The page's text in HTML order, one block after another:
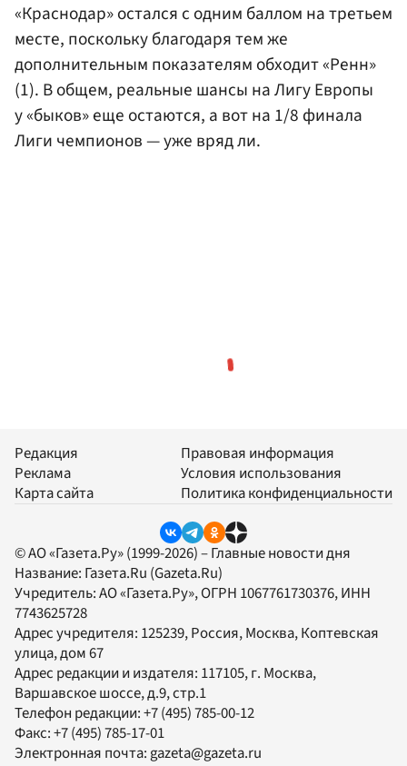
«Краснодар» остался с одним баллом на третьем
месте, поскольку благодаря тем же
дополнительным показателям обходит «Ренн»
(1). В общем, реальные шансы на Лигу Европы
у «быков» еще остаются, а вот на 1/8 финала
Лиги чемпионов — уже вряд ли.
Редакция
Реклама
Карта сайта
Правовая информация
Условия использования
Политика конфиденциальности
© АО «Газета.Ру» (1999-2026) – Главные новости дня
Название: Газета.Ru (Gazeta.Ru)
Учредитель:АО «Газета.Ру», ОГРН 1067761730376, ИНН
7743625728
Адрес учредителя: 125239, Россия, Москва, Коптевская
улица, дом 67
Адрес редакции и издателя: 117105, г. Москва,
Варшавское шоссе, д.9, стр.1
Телефон редакции:+7 (495) 785-00-12
Факс:+7 (495) 785-17-01
Электронная почта:gazeta@gazeta.ru